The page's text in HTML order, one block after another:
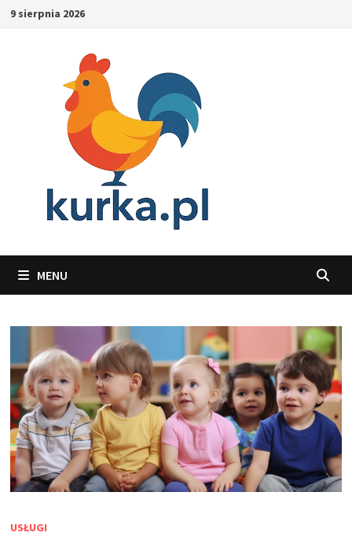
Skip9 sierpnia 2026
MENU
USŁUGI